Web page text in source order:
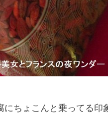
ちょこんと乗ってる印